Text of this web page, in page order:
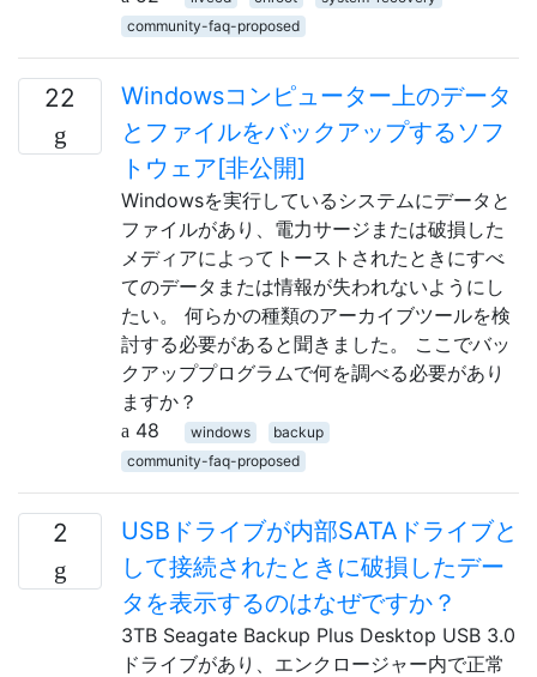
community-faq-proposed
22
Windowsコンピューター上のデータ
とファイルをバックアップするソフ
トウェア[非公開]
Windowsを実行しているシステムにデータと
ファイルがあり、電力サージまたは破損した
メディアによってトーストされたときにすべ
てのデータまたは情報が失われないようにし
たい。 何らかの種類のアーカイブツールを検
討する必要があると聞きました。 ここでバッ
クアッププログラムで何を調べる必要があり
ますか？
48
windows
backup
community-faq-proposed
2
USBドライブが内部SATAドライブと
して接続されたときに破損したデー
タを表示するのはなぜですか？
3TB Seagate Backup Plus Desktop USB 3.0
ドライブがあり、エンクロージャー内で正常